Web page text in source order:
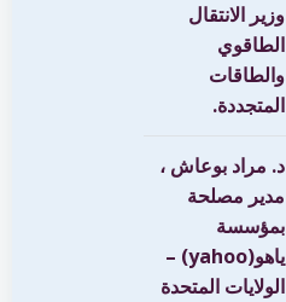
وزير الانتقال
الطاقوي
والطاقات
المتجددة.
د. مراد بوعاش ،
مدير مصلحة
بمؤسسة
ياهو(yahoo) –
الولايات المتحدة